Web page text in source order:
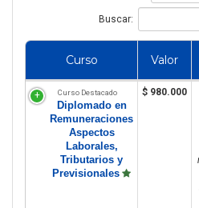
Buscar:
Curso Valor
Curso Destacado
Diplomado en
Remuneraciones
Aspectos
Laborales,
Tributarios y
Previsionales
$ 980.000